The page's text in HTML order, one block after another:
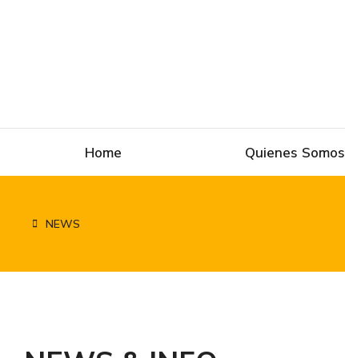
Home Quienes Somos
Estás aquí:
NEWS